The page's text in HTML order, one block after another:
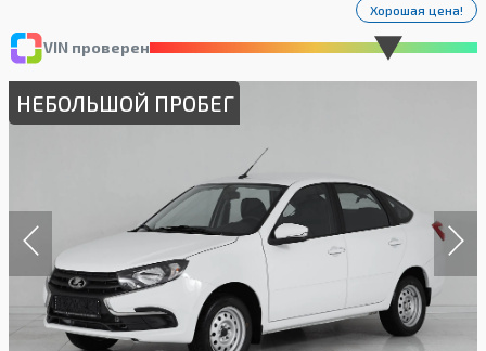
VIN проверен
Хорошая цена!
НЕБОЛЬШОЙ ПРОБЕГ